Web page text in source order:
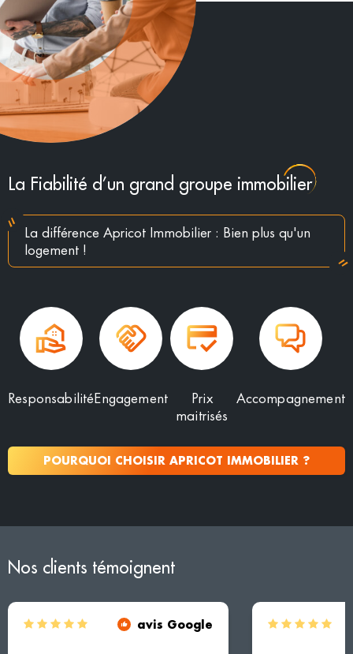
La Fiabilité d’un grand groupe immobilier
La différence Apricot Immobilier : Bien plus qu'un
logement !
ResponsabilitéEngagement
Prix
maitrisés
Accompagnement
POURQUOI CHOISIR APRICOT IMMOBILIER ?
Nos clients témoignent
avis Google